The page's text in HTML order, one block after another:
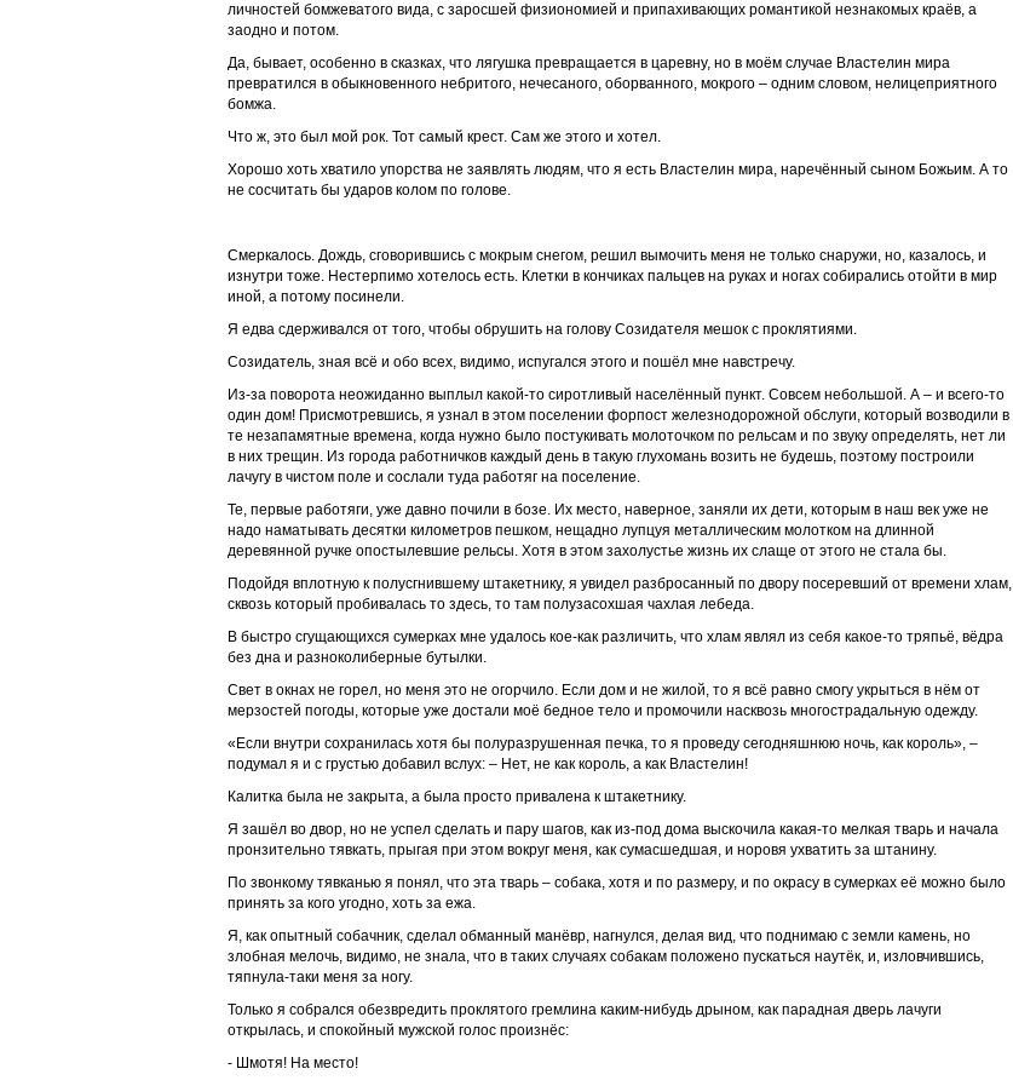
личностей бомжеватого вида, с заросшей физиономией и припахивающих романтикой незнакомых краёв, а
заодно и потом.
Да, бывает, особенно в сказках, что лягушка превращается в царевну, но в моём случае Властелин мира
превратился в обыкновенного небритого, нечесаного, оборванного, мокрого – одним словом, нелицеприятного
бомжа.
Что ж, это был мой рок. Тот самый крест. Сам же этого и хотел.
Хорошо хоть хватило упорства не заявлять людям, что я есть Властелин мира, наречённый сыном Божьим. А то
не сосчитать бы ударов колом по голове.
Смеркалось. Дождь, сговорившись с мокрым снегом, решил вымочить меня не только снаружи, но, казалось, и
изнутри тоже. Нестерпимо хотелось есть. Клетки в кончиках пальцев на руках и ногах собирались отойти в мир
иной, а потому посинели.
Я едва сдерживался от того, чтобы обрушить на голову Созидателя мешок с проклятиями.
Созидатель, зная всё и обо всех, видимо, испугался этого и пошёл мне навстречу.
Из-за поворота неожиданно выплыл какой-то сиротливый населённый пункт. Совсем небольшой. А – и всего-то
один дом! Присмотревшись, я узнал в этом поселении форпост железнодорожной обслуги, который возводили в
те незапамятные времена, когда нужно было постукивать молоточком по рельсам и по звуку определять, нет ли
в них трещин. Из города работничков каждый день в такую глухомань возить не будешь, поэтому построили
лачугу в чистом поле и сослали туда работяг на поселение.
Те, первые работяги, уже давно почили в бозе. Их место, наверное, заняли их дети, которым в наш век уже не
надо наматывать десятки километров пешком, нещадно лупцуя металлическим молотком на длинной
деревянной ручке опостылевшие рельсы. Хотя в этом захолустье жизнь их слаще от этого не стала бы.
Подойдя вплотную к полусгнившему штакетнику, я увидел разбросанный по двору посеревший от времени хлам,
сквозь который пробивалась то здесь, то там полузасохшая чахлая лебеда.
В быстро сгущающихся сумерках мне удалось кое-как различить, что хлам являл из себя какое-то тряпьё, вёдра
без дна и разноколиберные бутылки.
Свет в окнах не горел, но меня это не огорчило. Если дом и не жилой, то я всё равно смогу укрыться в нём от
мерзостей погоды, которые уже достали моё бедное тело и промочили насквозь многострадальную одежду.
«Если внутри сохранилась хотя бы полуразрушенная печка, то я проведу сегодняшнюю ночь, как король», –
подумал я и с грустью добавил вслух: – Нет, не как король, а как Властелин!
Калитка была не закрыта, а была просто привалена к штакетнику.
Я зашёл во двор, но не успел сделать и пару шагов, как из-под дома выскочила какая-то мелкая тварь и начала
пронзительно тявкать, прыгая при этом вокруг меня, как сумасшедшая, и норовя ухватить за штанину.
По звонкому тявканью я понял, что эта тварь – собака, хотя и по размеру, и по окрасу в сумерках её можно было
принять за кого угодно, хоть за ежа.
Я, как опытный собачник, сделал обманный манёвр, нагнулся, делая вид, что поднимаю с земли камень, но
злобная мелочь, видимо, не знала, что в таких случаях собакам положено пускаться наутёк, и, изловчившись,
тяпнула-таки меня за ногу.
Только я собрался обезвредить проклятого гремлина каким-нибудь дрыном, как парадная дверь лачуги
открылась, и спокойный мужской голос произнёс:
- Шмотя! На место!